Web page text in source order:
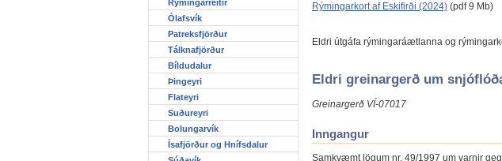
Rýmingarkort af Eskifirði (2024) (pdf 9 Mb)
Eldri útgáfa rýmingaráætlanna og
Eldri greinargerð um
Greinargerð VÍ-07017
Inngangur
Samkvæmt lögum nr. 49/1997 um varnir
Rýmingarreitir
Ólafsvík
Patreksfjörður
Tálknafjörður
Bíldudalur
Þingeyri
Flateyri
Suðureyri
Bolungarvík
Ísafjörður og Hnífsdalur